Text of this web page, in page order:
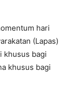
hari
(Lapas)
khusus bagi
khusus bagi